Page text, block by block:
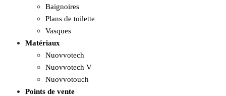
Baignoires
Plans de toilette
Vasques
Matériaux
Nuovvotech
Nuovvotech V
Nuovvotouch
Points de vente